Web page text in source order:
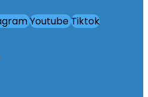
YoutubeTiktok